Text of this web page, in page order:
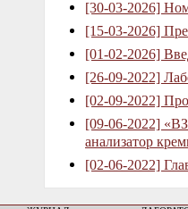
[30-03-2026]
[15-03-2026]
[01-02-2026]
[26-09-2022]
[02-09-2022]
[09-06-2022]
анализатор
[02-06-2022]